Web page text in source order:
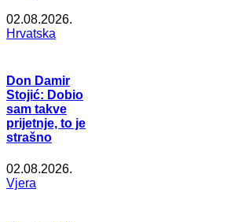
02.08.2026.
Hrvatska
Don Damir
Stojić: Dobio
sam takve
prijetnje, to je
strašno
02.08.2026.
Vjera